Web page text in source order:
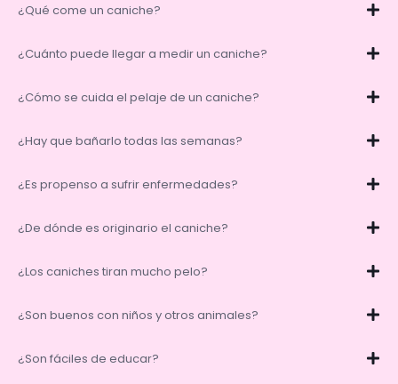
¿Qué come un caniche?
¿Cuánto puede llegar a medir un caniche?
¿Cómo se cuida el pelaje de un caniche?
¿Hay que bañarlo todas las semanas?
¿Es propenso a sufrir enfermedades?
¿De dónde es originario el caniche?
¿Los caniches tiran mucho pelo?
¿Son buenos con niños y otros animales?
¿Son fáciles de educar?